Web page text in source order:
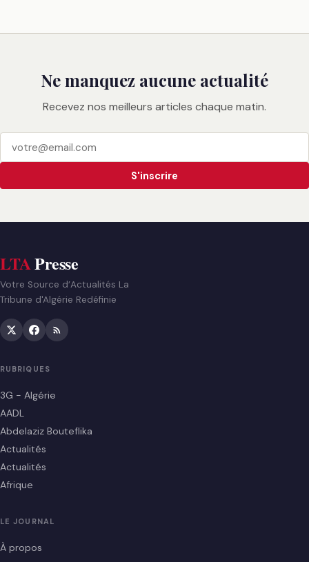
Ne manquez aucune actualité
Recevez nos meilleurs articles chaque matin.
S'inscrire
LTAPresse
Votre Source d’Actualités La
Tribune d'Algérie Redéfinie
RUBRIQUES
3G - Algérie
AADL
Abdelaziz Bouteflika
Actualités
Actualités
Afrique
LE JOURNAL
À propos